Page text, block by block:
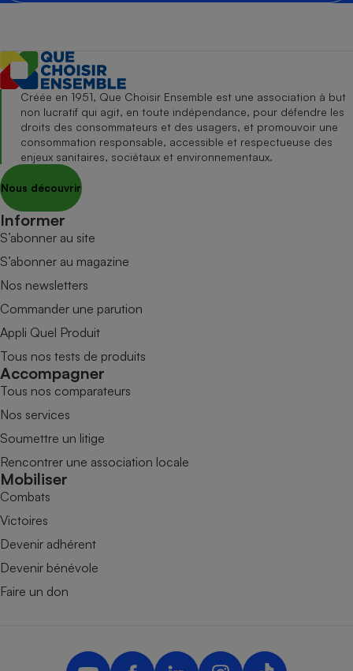
Créée en 1951, Que Choisir Ensemble est une association à but
non lucratif qui agit, en toute indépendance, pour défendre les
droits des consommateurs et des usagers, et promouvoir une
consommation responsable, accessible et respectueuse des
enjeux sanitaires, sociétaux et environnementaux.
Nous découvrir
Informer
S’abonner au site
S’abonner au magazine
Nos newsletters
Commander une parution
Appli Quel Produit
Tous nos tests de produits
Accompagner
Tous nos comparateurs
Nos services
Soumettre un litige
Rencontrer une association locale
Mobiliser
Combats
Victoires
Devenir adhérent
Devenir bénévole
Faire un don